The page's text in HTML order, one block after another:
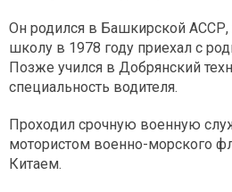
Он родился в Башкирской
школу в 1978 году приехал с
Позже учился в Добрянский
специальность водителя.
Проходил срочную военную
мотористом военно-морского
Китаем.